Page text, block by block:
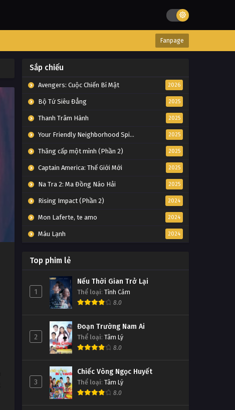
Fanpage
Sắp chiếu
Avengers: Cuộc Chiến Bí Mật 2026
Bộ Tứ Siêu Đẳng 2025
Thanh Trâm Hành 2025
Your Friendly Neighborhood Spider-Man 2025
Thăng cấp một mình (Phần 2) 2025
Captain America: Thế Giới Mới 2025
Na Tra 2: Ma Đồng Náo Hải 2025
Rising Impact (Phần 2) 2024
Mon Laferte, te amo 2024
Máu Lạnh 2024
Top phim lẻ
1
Nếu Thời Gian Trở Lại
Thể loại: Tình Cảm
8.0
2
Đoạn Trường Nam Ai
Thể loại: Tâm Lý
8.0
3
Chiếc Vòng Ngọc Huyết
Thể loại: Tâm Lý
8.0